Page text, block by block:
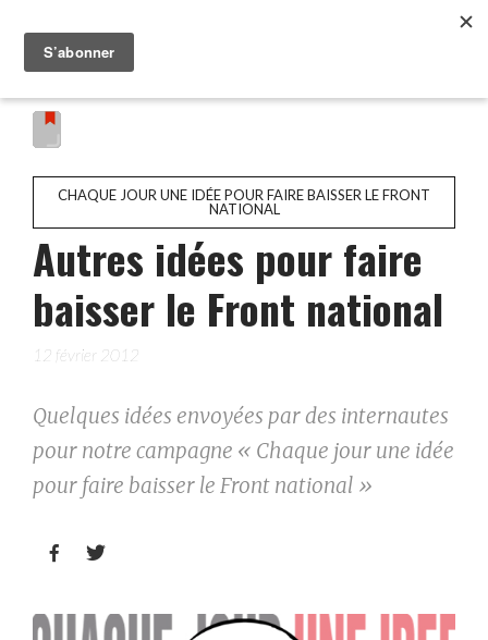
CHAQUE JOUR UNE IDÉE POUR FAIRE BAISSER LE FRONT
NATIONAL
Autres idées pour faire
baisser le Front national
12 février 2012
Quelques idées envoyées par des internautes
pour notre campagne « Chaque jour une idée
pour faire baisser le Front national »
 